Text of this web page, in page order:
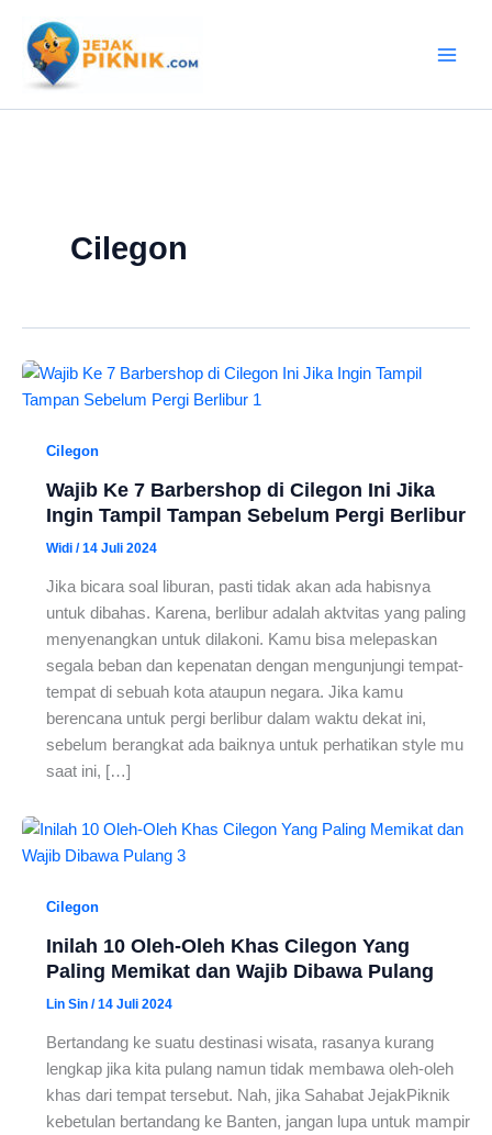
konten
Cilegon
Cilegon
Wajib Ke 7 Barbershop di Cilegon Ini Jika
Ingin Tampil Tampan Sebelum Pergi Berlibur
Widi /14 Juli 2024
Jika bicara soal liburan, pasti tidak akan ada habisnya
untuk dibahas. Karena, berlibur adalah aktvitas yang paling
menyenangkan untuk dilakoni. Kamu bisa melepaskan
segala beban dan kepenatan dengan mengunjungi tempat-
tempat di sebuah kota ataupun negara. Jika kamu
berencana untuk pergi berlibur dalam waktu dekat ini,
sebelum berangkat ada baiknya untuk perhatikan style mu
saat ini, […]
Cilegon
Inilah 10 Oleh-Oleh Khas Cilegon Yang
Paling Memikat dan Wajib Dibawa Pulang
Lin Sin /14 Juli 2024
Bertandang ke suatu destinasi wisata, rasanya kurang
lengkap jika kita pulang namun tidak membawa oleh-oleh
khas dari tempat tersebut. Nah, jika Sahabat JejakPiknik
kebetulan bertandang ke Banten, jangan lupa untuk mampir